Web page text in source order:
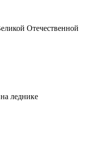
Отечественной
леднике